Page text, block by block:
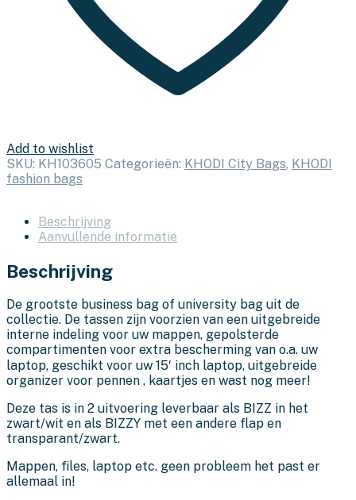
Add to wishlist
SKU: KH103605 Categorieën: KHODI City Bags, KHODI
fashion bags
Beschrijving
Aanvullende informatie
Beschrijving
De grootste business bag of university bag uit de
collectie. De tassen zijn voorzien van een uitgebreide
interne indeling voor uw mappen, gepolsterde
compartimenten voor extra bescherming van o.a. uw
laptop, geschikt voor uw 15′ inch laptop, uitgebreide
organizer voor pennen , kaartjes en wast nog meer!
Deze tas is in 2 uitvoering leverbaar als BIZZ in het
zwart/wit en als BIZZY met een andere flap en
transparant/zwart.
Mappen, files, laptop etc. geen probleem het past er
allemaal in!